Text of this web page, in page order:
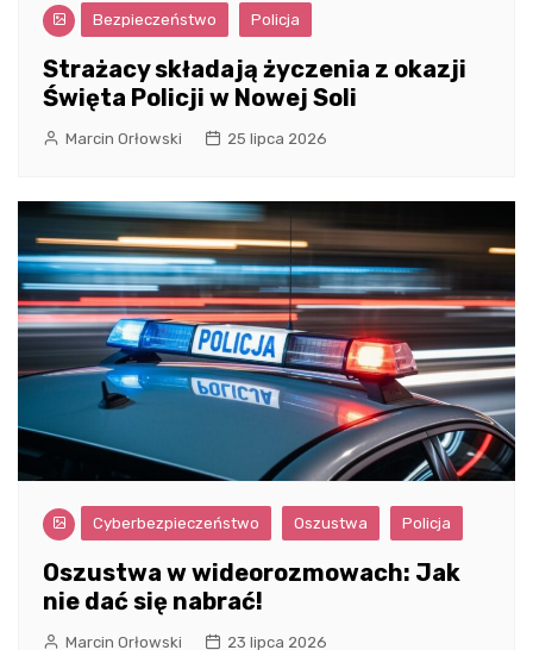
Bezpieczeństwo Policja
Strażacy składają życzenia z okazji
Święta Policji w Nowej Soli
Marcin Orłowski 25 lipca 2026
Cyberbezpieczeństwo Oszustwa Policja
Oszustwa w wideorozmowach: Jak
nie dać się nabrać!
Marcin Orłowski 23 lipca 2026